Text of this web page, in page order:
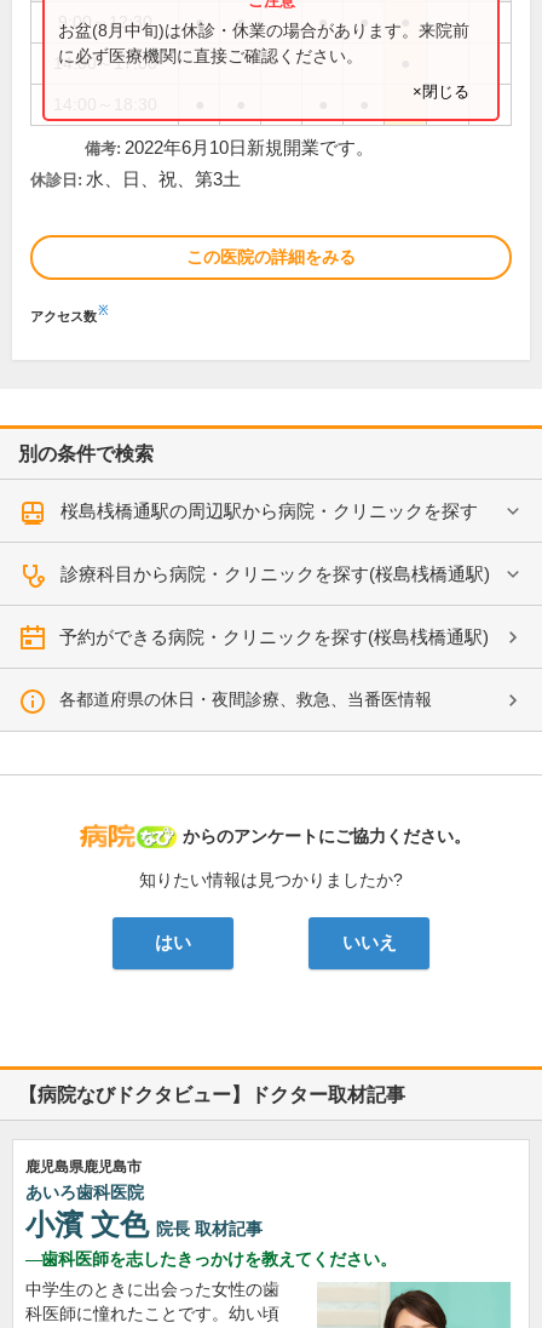
9:00～12:30 ● ● ● ●
14:00～17:00
お盆(8月中旬)は休診・休業の場合があります。来院前
に必ず医療機関に直接ご確認ください。
×閉じる
備考: 2022年6月10日新規開業です。
休診日: 水、日、祝、第3土
この医院の詳細をみる
アクセス数※
別の条件で検索
桜島桟橋通駅の周辺駅から病院・クリニックを探す
診療科目から病院・クリニックを探す(桜島桟橋通駅)
予約ができる病院・クリニックを探す(桜島桟橋通駅)
各都道府県の休日・夜間診療、救急、当番医情報
病院なび
からのアンケートにご協力ください。
知りたい情報は見つかりましたか?
はい いいえ
【病院なびドクタビュー】ドクター取材記事
鹿児島県鹿児島市
あいろ歯科医院
小濱 文色 院長 取材記事
歯科医師を志したきっかけを教えてください。
中学生のときに出会った女性の歯
科医師に憧れたことです。幼い頃